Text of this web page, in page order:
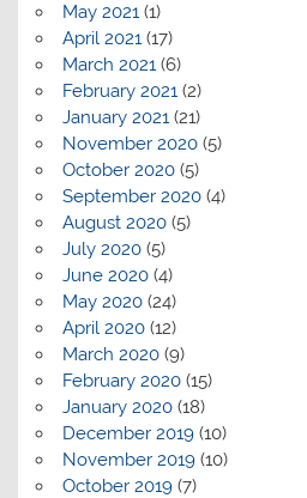
May 2021(1)
April 2021(17)
March 2021(6)
February 2021(2)
January 2021(21)
November 2020(5)
October 2020(5)
September 2020(4)
August 2020(5)
July 2020(5)
June 2020(4)
May 2020(24)
April 2020(12)
March 2020(9)
February 2020(15)
January 2020(18)
December 2019(10)
November 2019(10)
October 2019(7)